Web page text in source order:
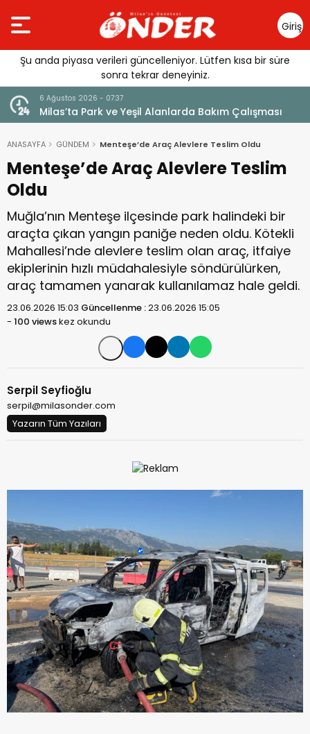
Giriş
Yap
Şu anda piyasa verileri güncelleniyor. Lütfen kısa bir süre
sonra tekrar deneyiniz.
6 Ağustos 2026 - 07:37
Milas’ta Park ve Yeşil Alanlarda Bakım Çalışması
ANASAYFA GÜNDEM Menteşe’de Araç Alevlere Teslim Oldu
Menteşe’de Araç Alevlere Teslim
Oldu
Muğla’nın Menteşe ilçesinde park halindeki bir
araçta çıkan yangın paniğe neden oldu. Kötekli
Mahallesi’nde alevlere teslim olan araç, itfaiye
ekiplerinin hızlı müdahalesiyle söndürülürken,
araç tamamen yanarak kullanılamaz hale geldi.
23.06.2026 15:03 Güncellenme :23.06.2026 15:05
- 100 viewskez okundu
Serpil Seyfioğlu
serpil@milasonder.com
Yazarın Tüm Yazıları